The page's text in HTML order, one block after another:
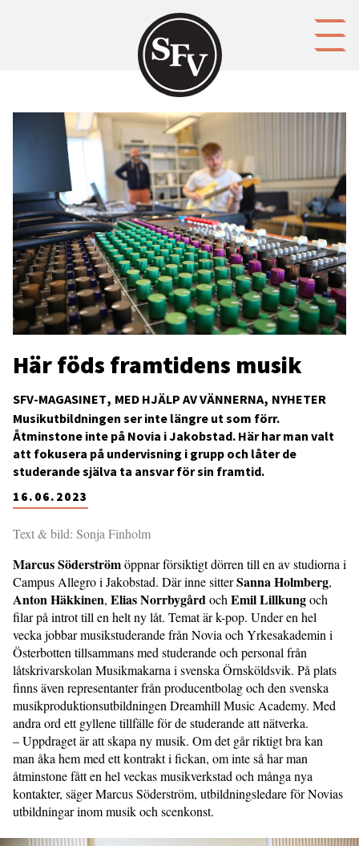
SFV-MAGASINET MED HJÄLP AV VÄNNERNA NYHETER
Här föds framtidens musik
16.06.2023
Musikutbildningen ser inte längre ut som förr.
Åtminstone inte på Novia i Jakobstad. Här har man valt
att fokusera på undervisning i grupp och låter de
studerande själva ta ansvar för sin framtid.
Text & bild: Sonja Finholm
Marcus Söderströmöppnar försiktigt dörren till en av studiorna i
Campus Allegro i Jakobstad. Där inne sitterSanna Holmberg,
Anton Häkkinen, Elias NorrbygårdochEmil Lillkungoch
filar på introt till en helt ny låt. Temat är k-pop. Under en hel
vecka jobbar musikstuderande från Novia och Yrkesakademin i
Österbotten tillsammans med studerande och personal från
låtskrivarskolan Musikmakarna i svenska Örnsköldsvik. På plats
finns även representanter från producentbolag och den svenska
musikproduktionsutbildningen Dreamhill Music Academy. Med
andra ord ett gyllene tillfälle för de studerande att nätverka.
– Uppdraget är att skapa ny musik. Om det går riktigt bra kan
man åka hem med ett kontrakt i fickan, om inte så har man
åtminstone fått en hel veckas musikverkstad och många nya
kontakter, säger Marcus Söderström, utbildningsledare för Novias
utbildningar inom musik och scenkonst.